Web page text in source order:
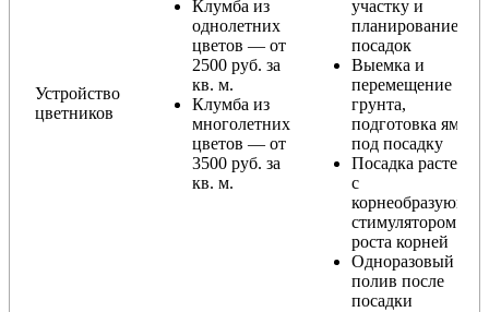
Устройство
цветников
Клумба из
однолетних
цветов — от
2500 руб. за
кв. м.
Клумба из
многолетних
цветов — от
3500 руб. за
кв. м.
участку и
планирование
посадок
Выемка и
перемещение
грунта,
подготовка ямы
под посадку
Посадка растений
с
корнеобразующим
стимулятором
роста корней
Одноразовый
полив после
посадки